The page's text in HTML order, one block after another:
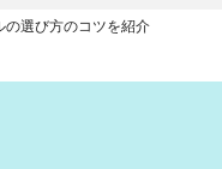
選び方のコツを紹介